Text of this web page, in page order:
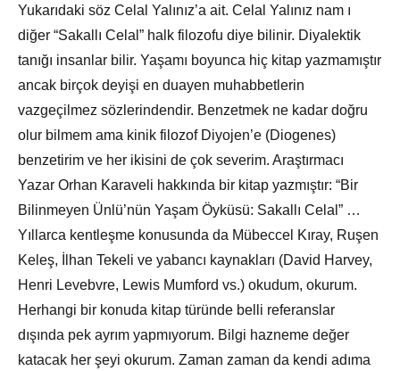
Yukarıdaki söz Celal Yalınız’a ait. Celal Yalınız nam ı
diğer “Sakallı Celal” halk filozofu diye bilinir. Diyalektik
tanığı insanlar bilir. Yaşamı boyunca hiç kitap yazmamıştır
ancak birçok deyişi en duayen muhabbetlerin
vazgeçilmez sözlerindendir. Benzetmek ne kadar doğru
olur bilmem ama kinik filozof Diyojen’e (Diogenes)
benzetirim ve her ikisini de çok severim. Araştırmacı
Yazar Orhan Karaveli hakkında bir kitap yazmıştır: “Bir
Bilinmeyen Ünlü’nün Yaşam Öyküsü: Sakallı Celal” …
Yıllarca kentleşme konusunda da Mübeccel Kıray, Ruşen
Keleş, İlhan Tekeli ve yabancı kaynakları (David Harvey,
Henri Levebvre, Lewis Mumford vs.) okudum, okurum.
Herhangi bir konuda kitap türünde belli referanslar
dışında pek ayrım yapmıyorum. Bilgi hazneme değer
katacak her şeyi okurum. Zaman zaman da kendi adıma